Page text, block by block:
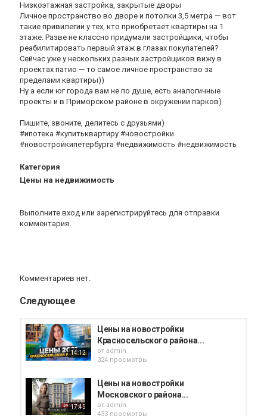
Низкоэтажная застройка, закрытые дворы
Личное пространство во дворе и потолки 3,5 метра — вот
такие привилегии у тех, кто приобретает квартиры на 1
этаже. Разве не классно придумали застройщики, чтобы
реабилитировать первый этаж в глазах покупателей?
Сейчас уже у нескольких разных застройщиков вижу в
проектах патио — то самое личное пространство за
пределами квартиры))
Ну а если юг города вам не по душе, есть аналогичные
проекты и в Приморском районе в окружении парков)
Пишите, звоните, делитесь с друзьями)
#ипотека #купитьквартиру #новостройки
#новостройкипетербурга #недвижимость #недвижимость
Категория
Цены на недвижимость
Выполните вход или зарегистрируйтесь для отправки
комментария.
Комментариев нет.
Следующее
14:12
Цены на новостройки
Красносельского района...
от admin
324 просмотры
17:45
Цены на новостройки
Московского района...
от admin
433 просмотры